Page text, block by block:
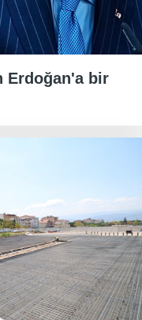
Erdoğan'a bir